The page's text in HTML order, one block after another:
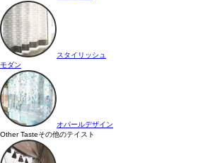
スタイリッシュ
モダン
オパールデザイン
Other Tasteその他のテイスト